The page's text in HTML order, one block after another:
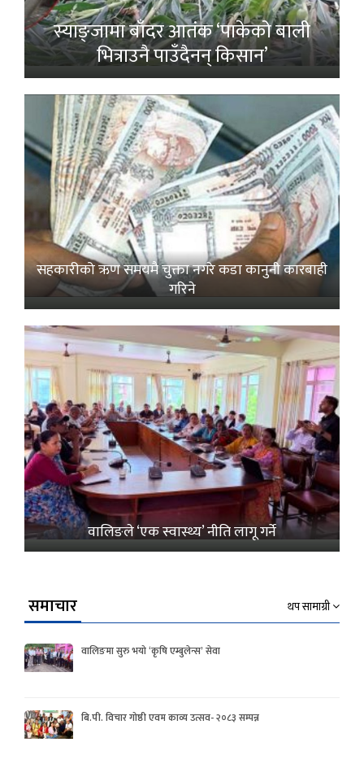
स्याङ्जामा बाँदर आतंक ‘पाकेको बाली
भित्राउनै पाउँदैनन् किसान’
सहकारीको ऋण समयमै चुक्ता नगरे कडा कानुनी कारबाही
गरिने
वालिङले ‘एक स्वास्थ्य’ नीति लागू गर्ने
समाचार थप सामाग्री
वालिङमा सुरु भयो ‘कृषि एम्बुलेन्स’ सेवा
बि.पी. विचार गोष्ठी एवम काव्य उत्सव- २०८३ सम्पन्न